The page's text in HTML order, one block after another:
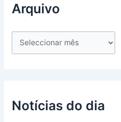
Arquivo
Notícias do dia